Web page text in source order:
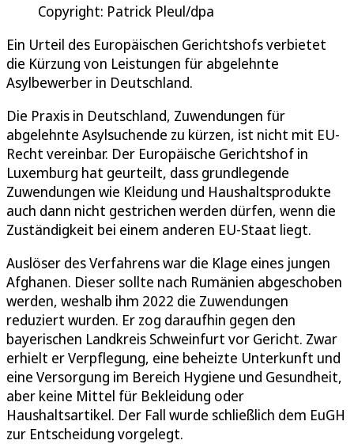
Copyright: Patrick Pleul/dpa
Ein Urteil des Europäischen Gerichtshofs verbietet
die Kürzung von Leistungen für abgelehnte
Asylbewerber in Deutschland.
Die Praxis in Deutschland, Zuwendungen für
abgelehnte Asylsuchende zu kürzen, ist nicht mit EU-
Recht vereinbar. Der Europäische Gerichtshof in
Luxemburg hat geurteilt, dass grundlegende
Zuwendungen wie Kleidung und Haushaltsprodukte
auch dann nicht gestrichen werden dürfen, wenn die
Zuständigkeit bei einem anderen EU-Staat liegt.
Auslöser des Verfahrens war die Klage eines jungen
Afghanen. Dieser sollte nach Rumänien abgeschoben
werden, weshalb ihm 2022 die Zuwendungen
reduziert wurden. Er zog daraufhin gegen den
bayerischen Landkreis Schweinfurt vor Gericht. Zwar
erhielt er Verpflegung, eine beheizte Unterkunft und
eine Versorgung im Bereich Hygiene und Gesundheit,
aber keine Mittel für Bekleidung oder
Haushaltsartikel. Der Fall wurde schließlich dem EuGH
zur Entscheidung vorgelegt.